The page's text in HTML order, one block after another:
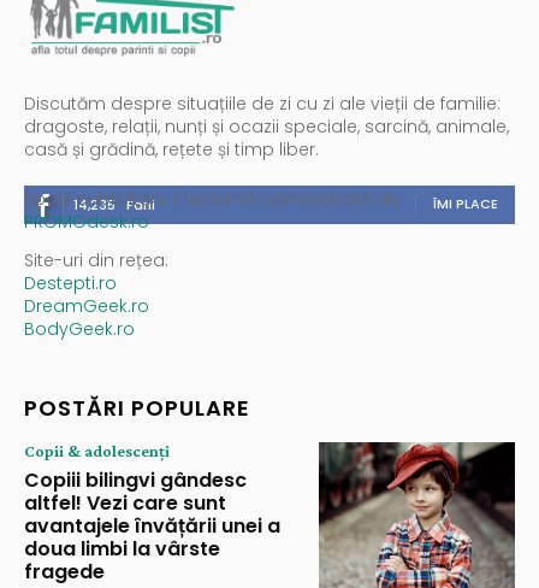
Discutăm despre situațiile de zi cu zi ale vieții de familie:
dragoste, relații, nunți și ocazii speciale, sarcină, animale,
casă și grădină, rețete și timp liber.
14,235 Fani ÎMI PLACE
Spații publicitare / reclamă administrată de
PROMOdesk.ro
Site-uri din rețea:
Destepti.ro
DreamGeek.ro
BodyGeek.ro
POSTĂRI POPULARE
Copii & adolescenți
Copiii bilingvi gândesc
altfel! Vezi care sunt
avantajele învățării unei a
doua limbi la vârste
fragede